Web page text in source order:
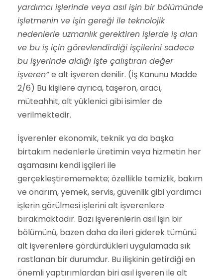
yardımcı işlerinde veya asıl işin bir bölümünde
işletmenin ve işin gereği ile teknolojik
nedenlerle uzmanlık gerektiren işlerde iş alan
ve bu iş için görevlendirdiği işçilerini sadece
bu işyerinde aldığı işte çalıştıran değer
işveren”e alt işveren denilir. (İş Kanunu Madde
2/6) Bu kişilere ayrıca, taşeron, aracı,
müteahhit, alt yüklenici gibi isimler de
verilmektedir.
İşverenler ekonomik, teknik ya da başka
birtakım nedenlerle üretimin veya hizmetin her
aşamasını kendi işçileri ile
gerçekleştirememekte; özellikle temizlik, bakım
ve onarım, yemek, servis, güvenlik gibi yardımcı
işlerin görülmesi işlerini alt işverenlere
bırakmaktadır. Bazı işverenlerin asıl işin bir
bölümünü, bazen daha da ileri giderek tümünü
alt işverenlere gördürdükleri uygulamada sık
rastlanan bir durumdur. Bu ilişkinin getirdiği en
önemli yaptırımlardan biri asıl işveren ile alt